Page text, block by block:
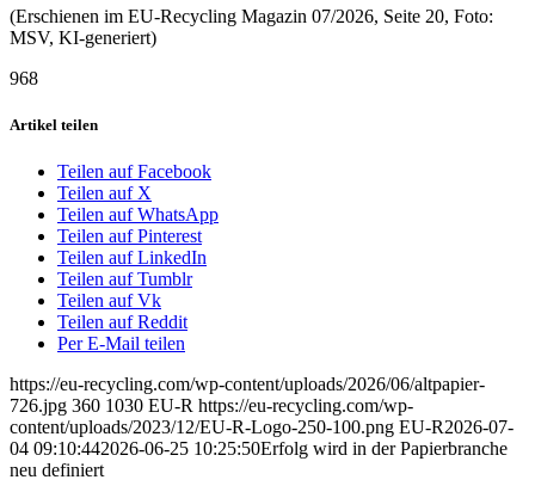
(Erschienen im EU-Recycling Magazin 07/2026, Seite 20, Foto:
MSV, KI-generiert)
968
Artikel teilen
Teilen auf Facebook
Teilen auf X
Teilen auf WhatsApp
Teilen auf Pinterest
Teilen auf LinkedIn
Teilen auf Tumblr
Teilen auf Vk
Teilen auf Reddit
Per E-Mail teilen
https://eu-recycling.com/wp-content/uploads/2026/06/altpapier-
726.jpg 360 1030 EU-R https://eu-recycling.com/wp-
content/uploads/2023/12/EU-R-Logo-250-100.png EU-R2026-07-
04 09:10:442026-06-25 10:25:50Erfolg wird in der Papierbranche
neu definiert